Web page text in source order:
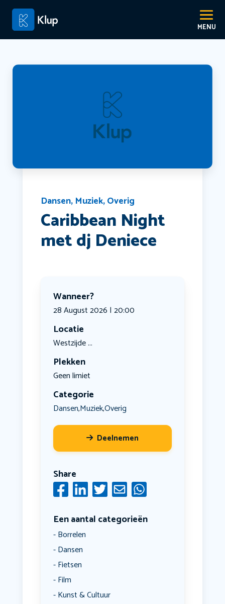
Dansen, Muziek,Overig
Caribbean Night
met dj Deniece
Wanneer?
28 August 2026 | 20:00
Locatie
Westzijde ...
Plekken
Geen limiet
Categorie
Dansen,Muziek,Overig
Deelnemen
Share
Een aantal categorieën
Borrelen
Dansen
Fietsen
Film
Kunst & Cultuur